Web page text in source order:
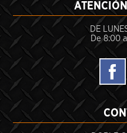
DE
De 8:00